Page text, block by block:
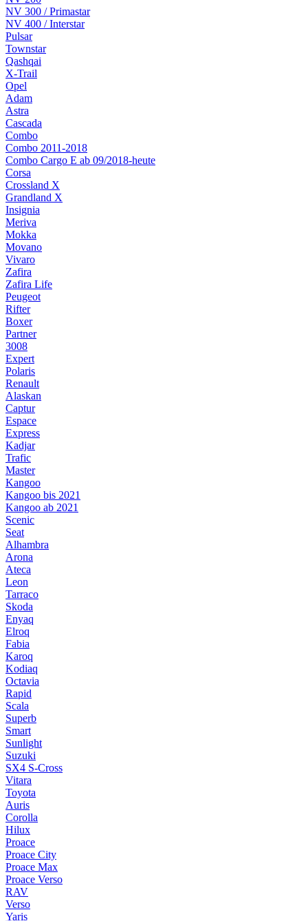
NV 300 / Primastar
NV 400 / Interstar
Pulsar
Townstar
Qashqai
X-Trail
Opel
Adam
Astra
Cascada
Combo
Combo 2011-2018
Combo Cargo E ab 09/2018-heute
Corsa
Crossland X
Grandland X
Insignia
Meriva
Mokka
Movano
Vivaro
Zafira
Zafira Life
Peugeot
Rifter
Boxer
Partner
3008
Expert
Polaris
Renault
Alaskan
Captur
Espace
Express
Kadjar
Trafic
Master
Kangoo
Kangoo bis 2021
Kangoo ab 2021
Scenic
Seat
Alhambra
Arona
Ateca
Leon
Tarraco
Skoda
Enyaq
Elroq
Fabia
Karoq
Kodiaq
Octavia
Rapid
Scala
Superb
Smart
Sunlight
Suzuki
SX4 S-Cross
Vitara
Toyota
Auris
Corolla
Hilux
Proace
Proace City
Proace Max
Proace Verso
RAV
Verso
Yaris